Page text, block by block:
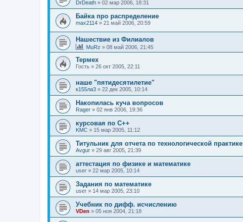
DrDeath » 02 мар 2006, 18:31
Байка про распределение
max2114 » 21 май 2006, 20:59
Нашествие из Филиалов
MuRz » 08 май 2006, 21:45
Термех
Гость » 26 окт 2005, 22:11
наше "пятидесятилетие"
к155ла3 » 22 дек 2005, 10:14
Накопилась куча вопросов
Rager » 02 янв 2006, 19:36
курсовая по C++
KMC » 15 мар 2005, 11:12
Титульник для отчета по технологической практике
Avgur » 29 авг 2005, 21:39
аттестация по физике и математике
user » 22 мар 2005, 10:14
Задания по математике
user » 14 мар 2005, 23:10
Учебник по дифф. исчислению
VDen » 05 ноя 2004, 21:18